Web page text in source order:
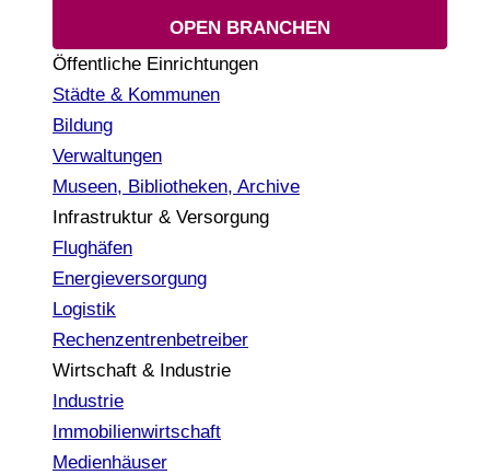
OPEN BRANCHEN
Öffentliche Einrichtungen
Städte & Kommunen
Bildung
Verwaltungen
Museen, Bibliotheken, Archive
Infrastruktur & Versorgung
Flughäfen
Energieversorgung
Logistik
Rechenzentrenbetreiber
Wirtschaft & Industrie
Industrie
Immobilienwirtschaft
Medienhäuser